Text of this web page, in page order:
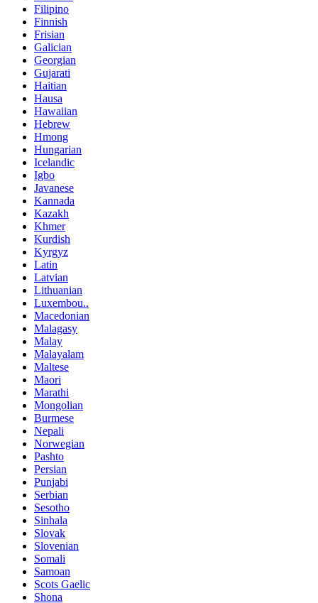
Filipino
Finnish
Frisian
Galician
Georgian
Gujarati
Haitian
Hausa
Hawaiian
Hebrew
Hmong
Hungarian
Icelandic
Igbo
Javanese
Kannada
Kazakh
Khmer
Kurdish
Kyrgyz
Latin
Latvian
Lithuanian
Luxembou..
Macedonian
Malagasy
Malay
Malayalam
Maltese
Maori
Marathi
Mongolian
Burmese
Nepali
Norwegian
Pashto
Persian
Punjabi
Serbian
Sesotho
Sinhala
Slovak
Slovenian
Somali
Samoan
Scots Gaelic
Shona